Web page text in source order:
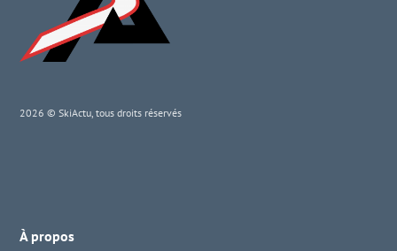
2026 © SkiActu, tous droits réservés
À propos